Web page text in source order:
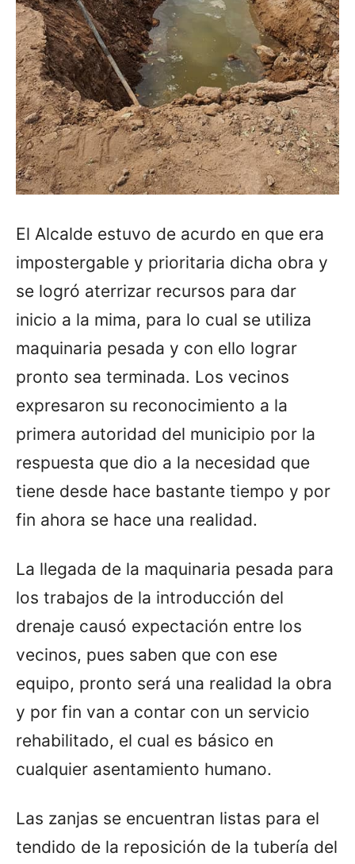
El Alcalde estuvo de acurdo en que era
impostergable y prioritaria dicha obra y
se logró aterrizar recursos para dar
inicio a la mima, para lo cual se utiliza
maquinaria pesada y con ello lograr
pronto sea terminada. Los vecinos
expresaron su reconocimiento a la
primera autoridad del municipio por la
respuesta que dio a la necesidad que
tiene desde hace bastante tiempo y por
fin ahora se hace una realidad.
La llegada de la maquinaria pesada para
los trabajos de la introducción del
drenaje causó expectación entre los
vecinos, pues saben que con ese
equipo, pronto será una realidad la obra
y por fin van a contar con un servicio
rehabilitado, el cual es básico en
cualquier asentamiento humano.
Las zanjas se encuentran listas para el
tendido de la reposición de la tubería del